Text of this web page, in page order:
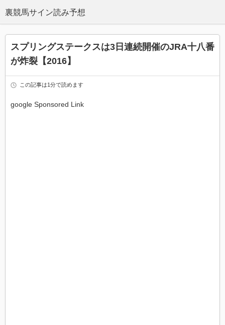
スプリングステークスは3日連続開催のJRA十八番
が炸裂【2016】
この記事は1分で読めます
google Sponsored Link